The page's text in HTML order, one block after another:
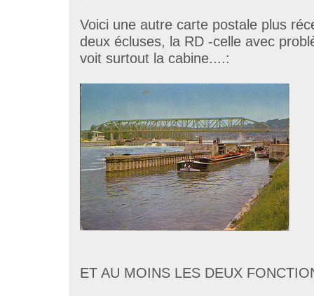
Voici une autre carte postale plus
deux écluses, la RD -celle avec
voit surtout la cabine....:
ET AU MOINS LES DEUX